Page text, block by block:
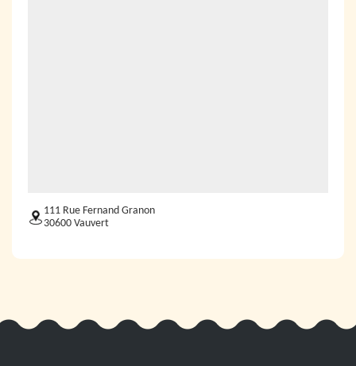
111 Rue Fernand Granon
30600 Vauvert